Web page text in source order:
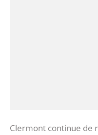
Clermont continue de